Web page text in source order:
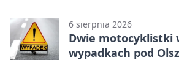
6 sierpnia 2026
Dwie motocyklistki
wypadkach pod